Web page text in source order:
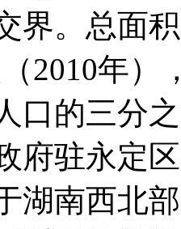
界。总面
2010年
口的三分
府驻永定
湖南西北